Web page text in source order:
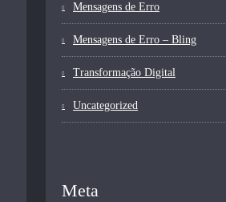
Mensagens de Erro
Mensagens de Erro – Bling
Transformação Digital
Uncategorized
Meta